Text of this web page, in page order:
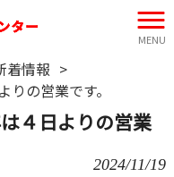
MENU
着情報 >
の営業です。
４日よりの営業
2024/11/19